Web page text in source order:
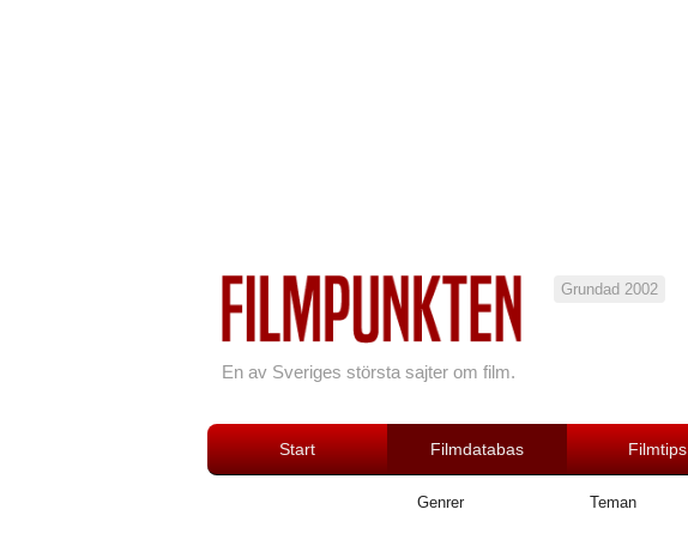
En av Sveriges största sajter om film.
Grundad 2002
Start Filmdatabas Filmtips
Genrer Teman